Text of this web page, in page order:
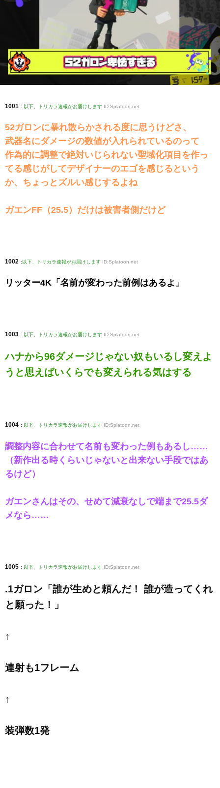
1001 : 以下、トリカラ速報がお届けします ID:Splatoon.net
52ガロンに暴れ散らかされる度に思うけどさ、
武器名にダメージの数値が入れられているのって
作為的に調整で絶対いじられない聖域化項目を作っ
てる感じがしてデザイナーのエゴを感じるという
か、ちょっとズルい感じするよね
ガエンFF（25.5）だけは被害者側だけど
1002 : 以下、トリカラ速報がお届けします ID:Splatoon.net
リッター4K「名前が変わった前例はあるよ」
1003 : 以下、トリカラ速報がお届けします ID:Splatoon.net
ハナから96ダメージじゃない奴もいるし変えよ
うと思えばいくらでも変えられる気はする
1004 : 以下、トリカラ速報がお届けします ID:Splatoon.net
調整内容に合わせて名前も変わった例もあるし……
（新作出る時くらいじゃないと出来ない手段ではあ
るけど）
ガエンさんはその、せめて減衰なしで端まで25.5ダ
メなら……
1005 : 以下、トリカラ速報がお届けします ID:Splatoon.net
.1ガロン「誰が生めと頼んだ！ 誰が造ってくれ
と願った！」
↑
連射も1フレーム
↑
装弾数1発